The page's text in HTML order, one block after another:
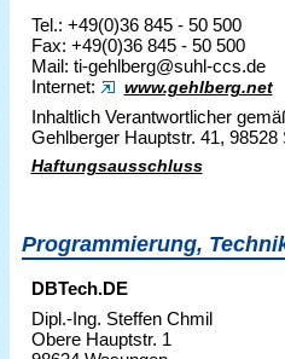
Tel.: +49(0)36 845 - 50 500
Fax: +49(0)36 845 - 50 500
Mail: ti-gehlberg@suhl-ccs.de
Internet:
www.gehlberg.net
Inhaltlich Verantwortlicher
Gehlberger Hauptstr. 41, 98528
Haftungsausschluss
Programmierung,
DBTech.DE
Dipl.-Ing. Steffen Chmil
Obere Hauptstr. 1